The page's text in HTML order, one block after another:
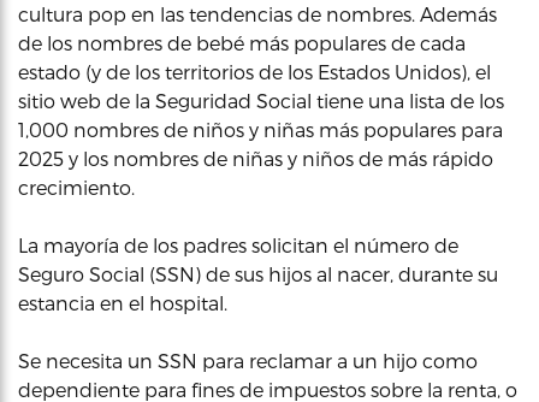
cultura pop en las tendencias de nombres. Además
de los nombres de bebé más populares de cada
estado (y de los territorios de los Estados Unidos), el
sitio web de la Seguridad Social tiene una lista de los
1,000 nombres de niños y niñas más populares para
2025 y los nombres de niñas y niños de más rápido
crecimiento.
La mayoría de los padres solicitan el número de
Seguro Social (SSN) de sus hijos al nacer, durante su
estancia en el hospital.
Se necesita un SSN para reclamar a un hijo como
dependiente para fines de impuestos sobre la renta, o